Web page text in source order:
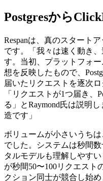
Postgresから
Respanは、真のスタート
です。「我々は速く動き
す。当初、プラットフォ
想を反映したもので、
届いたリクエストを逐次
「リクエストが1つ届き、
る」とRaymond氏は説明
造です」
ボリュームが小さいうち
でした。システムは秒間
タルモデルも理解しやす
が秒間50〜100リクエスト
クション同士が競合し始め